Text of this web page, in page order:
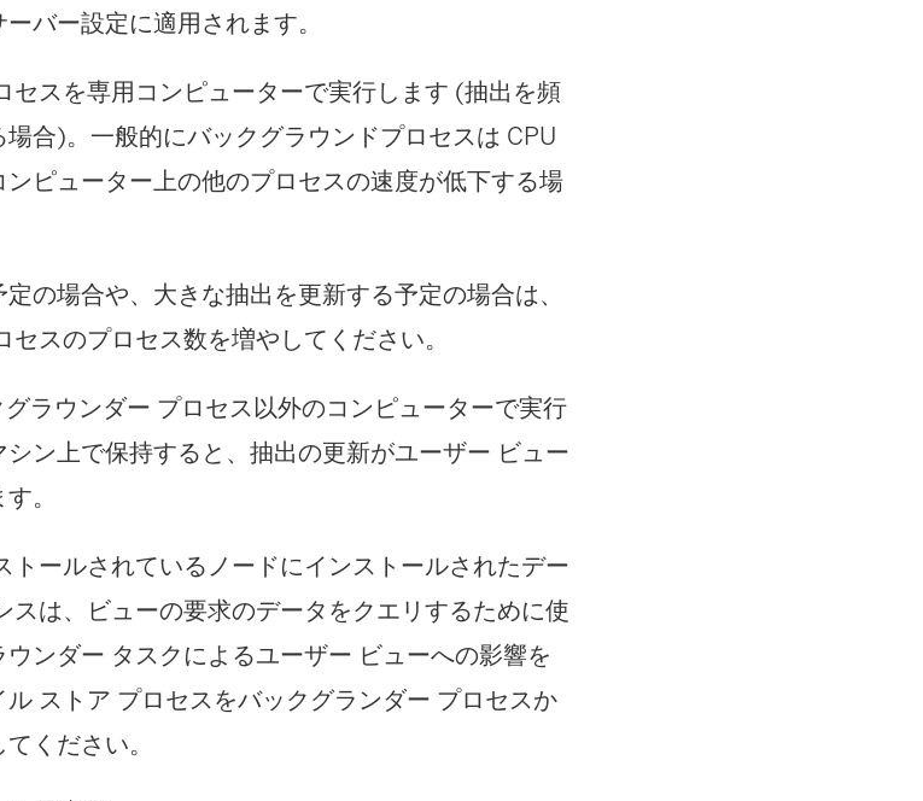
バー設定に適用されます。
セスを専用コンピューターで実行します (抽出を頻
合)。一般的にバックグラウンドプロセスは CPU
ピューター上の他のプロセスの速度が低下する場
の場合や、大きな抽出を更新する予定の場合は、
スのプロセス数を増やしてください。
ラウンダー プロセス以外のコンピューターで実行
ン上で保持すると、抽出の更新がユーザー ビュー
。
トールされているノードにインストールされたデー
スは、ビューの要求のデータをクエリするために使
ンダー タスクによるユーザー ビューへの影響を
ストア プロセスをバックグランダー プロセスか
ください。